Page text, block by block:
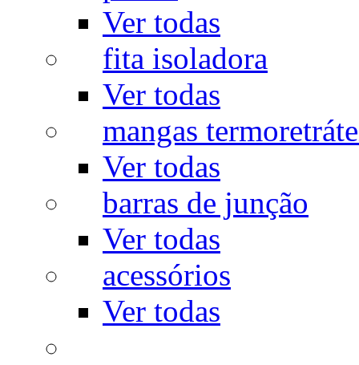
Ver todas
fita isoladora
Ver todas
mangas
Ver todas
barras de junção
Ver todas
acessórios
Ver todas